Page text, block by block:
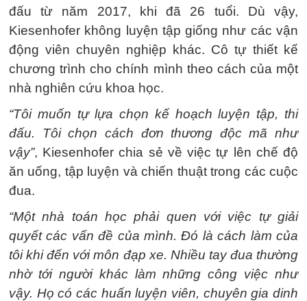
đấu từ năm 2017, khi đã 26 tuổi. Dù vậy,
Kiesenhofer không luyện tập giống như các vận
động viên chuyên nghiệp khác. Cô tự thiết kế
chương trình cho chính mình theo cách của một
nhà nghiên cứu khoa học.
“Tôi muốn tự lựa chọn kế hoạch luyện tập, thi
đấu. Tôi chọn cách đơn thương độc mã như
vậy”, Kiesenhofer chia sẻ về việc tự lên chế độ
ăn uống, tập luyện và chiến thuật trong các cuộc
đua.
“Một nhà toán học phải quen với việc tự giải
quyết các vấn đề của mình. Đó là cách làm của
tôi khi đến với môn đạp xe. Nhiều tay đua thường
nhờ tới người khác làm những công việc như
vậy. Họ có các huấn luyện viên, chuyên gia dinh